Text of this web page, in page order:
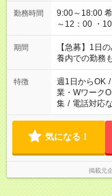
勤務時間
9:00～18:00 希望の時間帯を選べます！ ＜シフト例＞ ・8：30
～12：00 ・
22：00 ・22
期間
【急募】1日
養内での勤務
特徴 週1日からOK /
業・Wワーク
集 / 電話対応
気になる！
掲載元